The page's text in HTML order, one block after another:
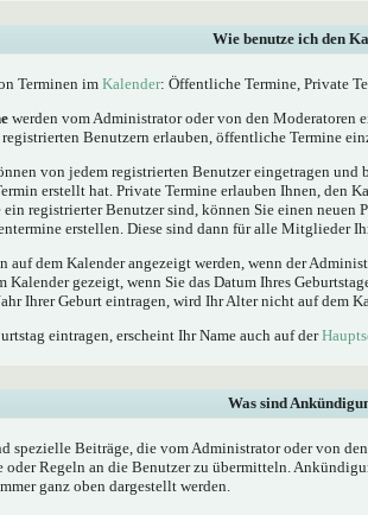
Wie benutze ich den
Terminen im Kalender: Öffentliche Termine, Private
werden vom Administrator oder von den Moderatoren
registrierten Benutzern erlauben, öffentliche Termine
von jedem registrierten Benutzer eingetragen
erstellt hat. Private Termine erlauben Ihnen, den
ein registrierter Benutzer sind, können Sie einen neuen
erstellen. Diese sind dann für alle Mitglieder
auf dem Kalender angezeigt werden, wenn der
Kalender gezeigt, wenn Sie das Datum Ihres
Ihrer Geburt eintragen, wird Ihr Alter nicht auf dem
eintragen, erscheint Ihr Name auch auf der
Was sind
spezielle Beiträge, die vom Administrator oder von
oder Regeln an die Benutzer zu übermitteln.
ganz oben dargestellt werden.